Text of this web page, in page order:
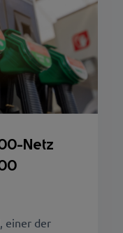
Netz
einer der